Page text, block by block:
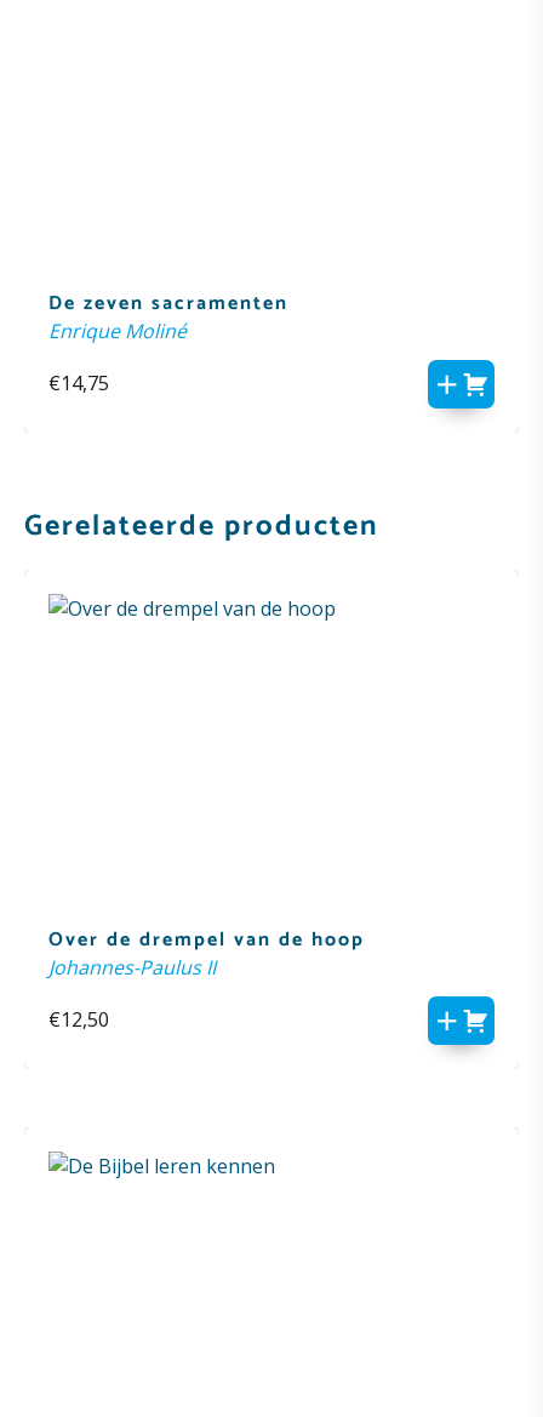
De zeven sacramenten
Enrique Moliné
€14,75
Gerelateerde producten
Over de drempel van de hoop
Johannes-Paulus II
€12,50